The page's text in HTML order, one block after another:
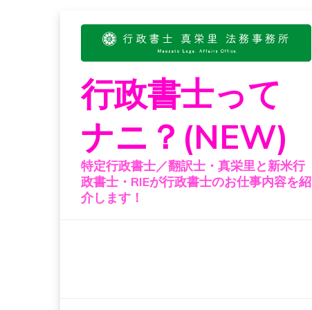
Skip
行政書士って
ナニ？(NEW)
特定行政書士／翻訳士・真栄里と新米行
政書士・RIEが行政書士のお仕事内容を紹
介します！